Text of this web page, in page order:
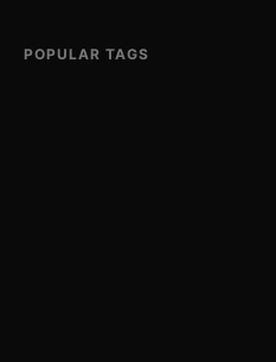
POPULAR TAGS